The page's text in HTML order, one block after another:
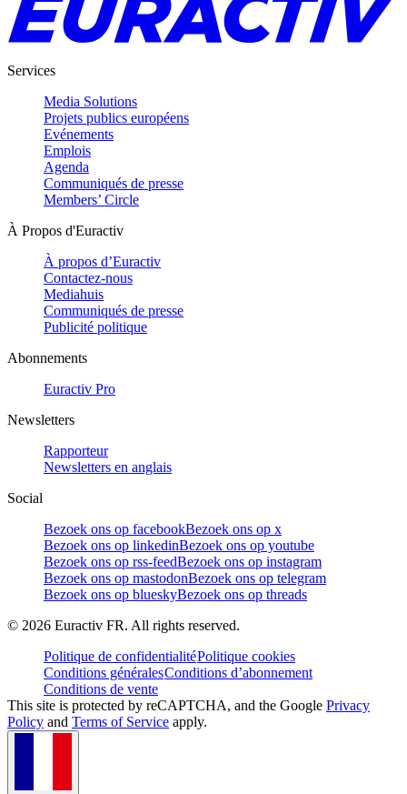
Services
Media Solutions
Projets publics européens
Evénements
Emplois
Agenda
Communiqués de presse
Members’ Circle
À Propos d'Euractiv
À propos d’Euractiv
Contactez-nous
Mediahuis
Communiqués de presse
Publicité politique
Abonnements
Euractiv Pro
Newsletters
Rapporteur
Newsletters en anglais
Social
Bezoek ons op facebookBezoek ons op x
Bezoek ons op linkedinBezoek ons op youtube
Bezoek ons op rss-feedBezoek ons op instagram
Bezoek ons op mastodonBezoek ons op telegram
Bezoek ons op blueskyBezoek ons op threads
© 2026 Euractiv FR. All rights reserved.
Politique de confidentialitéPolitique cookies
Conditions généralesConditions d’abonnement
Conditions de vente
This site is protected by reCAPTCHA, and the Google Privacy
Policy and Terms of Service apply.